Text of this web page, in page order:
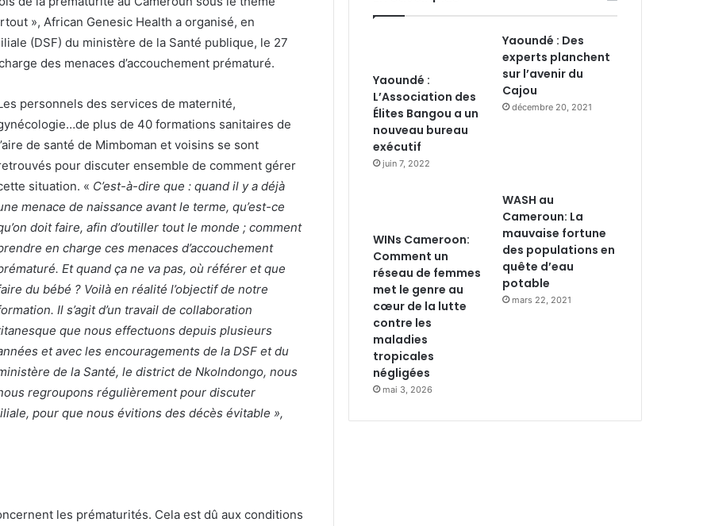
», African Genesic Health a organisé, en
(DSF) du ministère de la Santé publique, le 27
des menaces d’accouchement prématuré.
personnels des services de maternité,
plus de 40 formations sanitaires de
de santé de Mimboman et voisins se sont
pour discuter ensemble de comment gérer
situation. « C’est-à-dire que :quand il y a déjà
menace de naissance avant le terme, qu’est-ce
doit faire, afin d’outiller tout le monde ; comment
en charge ces menaces d’accouchement
Et quand ça ne va pas, où référer et que
du bébé ? Voilà en réalité l’objectif de notre
Il s’agit d’un travail de collaboration
que nous effectuons depuis plusieurs
et avec les encouragements de la DSF et du
de la Santé, le district de Nkolndongo, nous
regroupons régulièrement pour discuter
pour que nous évitions des décès évitable »,
les prématurités. Cela est dû aux conditions
Yaoundé :
L’Association des
Élites Bangou a un
nouveau bureau
exécutif
juin 7, 2022
Yaoundé : Des
experts planchent
sur l’avenir du
Cajou
décembre 20, 2021
WINs Cameroon:
Comment un
réseau de femmes
met le genre au
cœur de la lutte
contre les
maladies
tropicales
négligées
mai 3, 2026
WASH au
Cameroun: La
mauvaise fortune
des populations en
quête d’eau
potable
mars 22, 2021